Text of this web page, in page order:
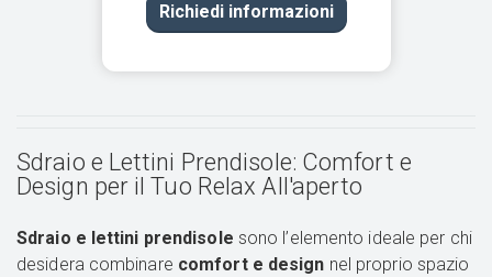
Richiedi informazioni
Sdraio e Lettini Prendisole: Comfort e
Design per il Tuo Relax All'aperto
Sdraio e lettini prendisole sono l’elemento ideale per chi
desidera combinare comfort e design nel proprio spazio